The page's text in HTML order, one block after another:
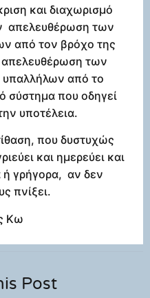
και διαχωρισμό
απελευθέρωση των
από τον βρόχο της
απελευθέρωση των
υπαλλήλων από το
σύστημα που οδηγεί
υποτέλεια.
που δυστυχώς
και ημερεύει και
ή γρήγορα, αν δεν
πνίξει.
Κω
Post